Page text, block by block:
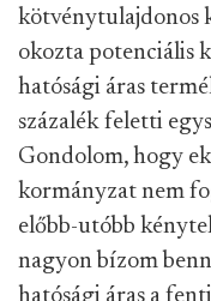
kötvénytulajdonos
okozta potenciális
hatósági áras
százalék feletti
Gondolom, hogy
kormányzat nem
előbb-utóbb
nagyon bízom
hatósági áras a